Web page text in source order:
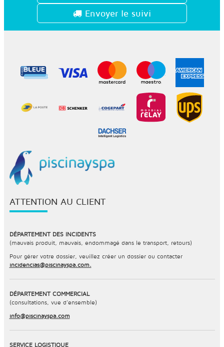
Envoyer le suivi
ATTENTION AU CLIENT
DÉPARTEMENT DES INCIDENTS
(mauvais produit, mauvais, endommagé dans le transport, retours)
Pour gérer votre dossier, veuillez créer un dossier ou contacter
incidencias@piscinayspa.com.
DÉPARTEMENT COMMERCIAL
(consultations, vue d’ensemble)
info@piscinayspa.com
SERVICE LOGISTIQUE